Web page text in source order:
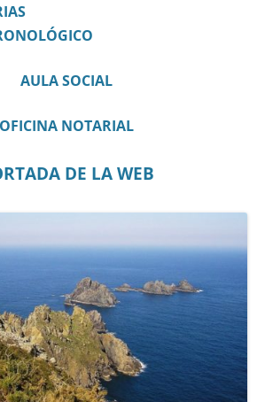
AULA SOCIAL
OFICINA NOTARIAL
DE LA WEB